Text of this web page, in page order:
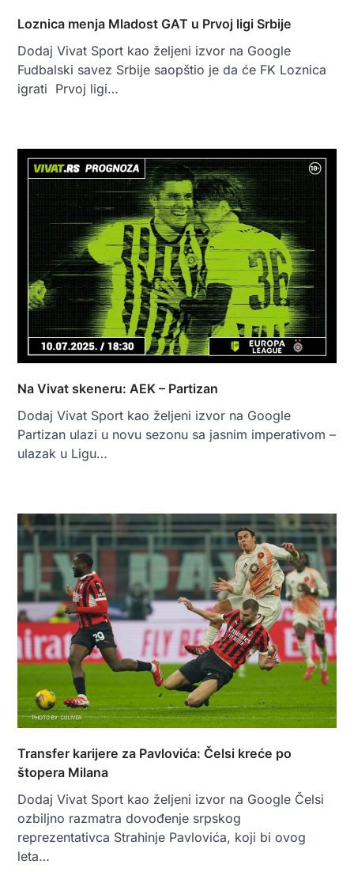
Loznica menja Mladost GAT u Prvoj ligi Srbije
Dodaj Vivat Sport kao željeni izvor na Google
Fudbalski savez Srbije saopštio je da će FK Loznica
igrati Prvoj ligi…
Na Vivat skeneru: AEK – Partizan
Dodaj Vivat Sport kao željeni izvor na Google
Partizan ulazi u novu sezonu sa jasnim imperativom –
ulazak u Ligu…
Transfer karijere za Pavlovića: Čelsi kreće po
štopera Milana
Dodaj Vivat Sport kao željeni izvor na Google Čelsi
ozbiljno razmatra dovođenje srpskog
reprezentativca Strahinje Pavlovića, koji bi ovog
leta…